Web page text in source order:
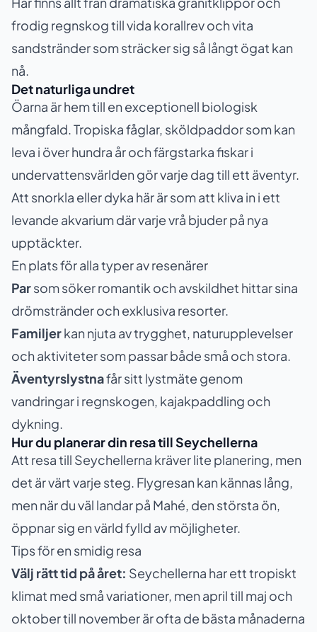
frodig regnskog till vida korallrev och vita
sandstränder som sträcker sig så långt ögat kan
nå.
Det naturliga undret
Öarna är hem till en exceptionell biologisk
mångfald. Tropiska fåglar, sköldpaddor som kan
leva i över hundra år och färgstarka fiskar i
undervattensvärlden gör varje dag till ett äventyr.
Att snorkla eller dyka här är som att kliva in i ett
levande akvarium där varje vrå bjuder på nya
upptäckter.
En plats för alla typer av resenärer
Parsom söker romantik och avskildhet hittar sina
drömstränder och exklusiva resorter.
Familjerkan njuta av trygghet, naturupplevelser
och aktiviteter som passar både små och stora.
Äventyrslystnafår sitt lystmäte genom
vandringar i regnskogen, kajakpaddling och
dykning.
Hur du planerar din resa till Seychellerna
Att resa till Seychellerna kräver lite planering, men
det är värt varje steg. Flygresan kan kännas lång,
men när du väl landar på Mahé, den största ön,
öppnar sig en värld fylld av möjligheter.
Tips för en smidig resa
Välj rätt tid på året: Seychellerna har ett tropiskt
klimat med små variationer, men april till maj och
oktober till november är ofta de bästa månaderna